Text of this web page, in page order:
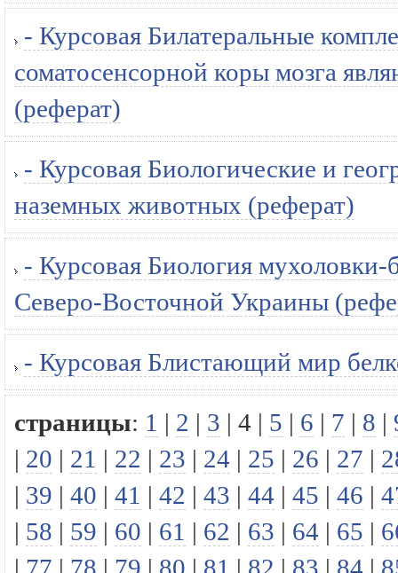
- Курсовая Билатеральные
соматосенсорной коры мозга
(реферат)
- Курсовая Биологические и
наземных животных (реферат)
- Курсовая Биология
Северо-Восточной Украины
- Курсовая Блистающий мир
страницы: 1 | 2 | 3 | 4 | 5 | 6 | 7 | 8 |
| 20 | 21 | 22 | 23 | 24 | 25 | 26 | 27 |
| 39 | 40 | 41 | 42 | 43 | 44 | 45 | 46 |
| 58 | 59 | 60 | 61 | 62 | 63 | 64 | 65 |